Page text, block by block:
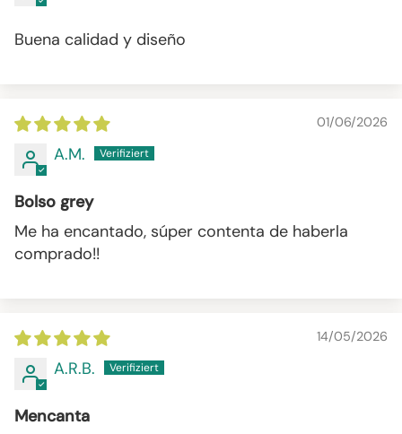
Buena calidad y diseño
01/06/2026
A.M.
Bolso grey
Me ha encantado, súper contenta de haberla
comprado!!
14/05/2026
A.R.B.
Mencanta